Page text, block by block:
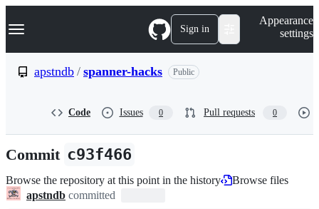
k
p
n
Navigation Menu Sign in
Appearance
settings
apstndb / spanner-hacks Public
Code Issues 0 Pull requests 0
Commit c93f466
Browse the repository at this point in the history
Browse files
apstndb committed